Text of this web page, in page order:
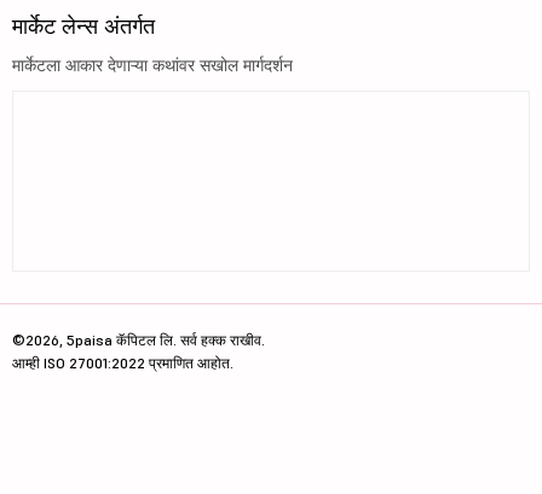
मार्केट लेन्स अंतर्गत
मार्केटला आकार देणाऱ्या कथांवर सखोल मार्गदर्शन
©2026, 5paisa कॅपिटल लि. सर्व हक्क राखीव.
आम्ही ISO 27001:2022 प्रमाणित आहोत.